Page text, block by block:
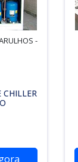
-
CHILLER